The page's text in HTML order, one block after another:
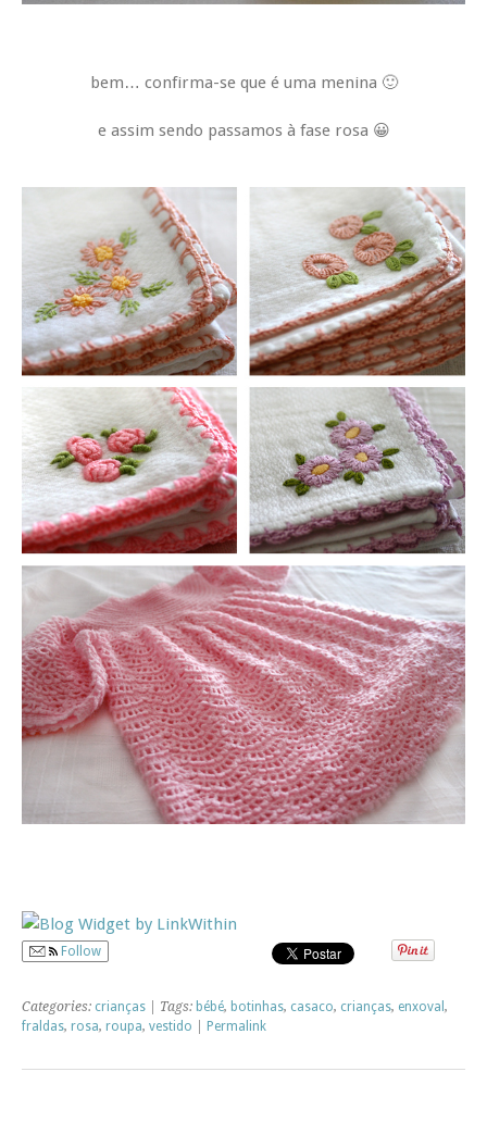
bem… confirma-se que é uma menina 🙂
e assim sendo passamos à fase rosa 😀
Follow
Categories: crianças | Tags: bébé, botinhas, casaco, crianças, enxoval ,
fraldas, rosa, roupa, vestido Permalink